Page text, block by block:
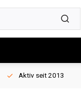
Aktiv seit 2013